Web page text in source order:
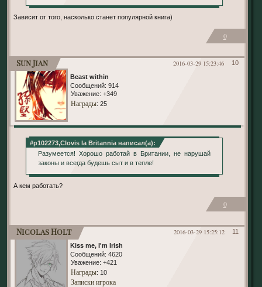
Зависит от того, насколько станет популярной книга)
0
10
2016-03-29 15:23:46
Sun Jian
Beast within
Сообщений: 914
Уважение: +349
Награды: 25
#p102273,Clovis la Britannia написал(а):
Разумеется! Хорошо работай в Британии, не нарушай
законы и всегда будешь сыт и в тепле!
А кем работать?
0
11
2016-03-29 15:25:12
Nicolas Holt
Kiss me, I'm Irish
Сообщений: 4620
Уважение: +421
Награды: 10
Записки игрока